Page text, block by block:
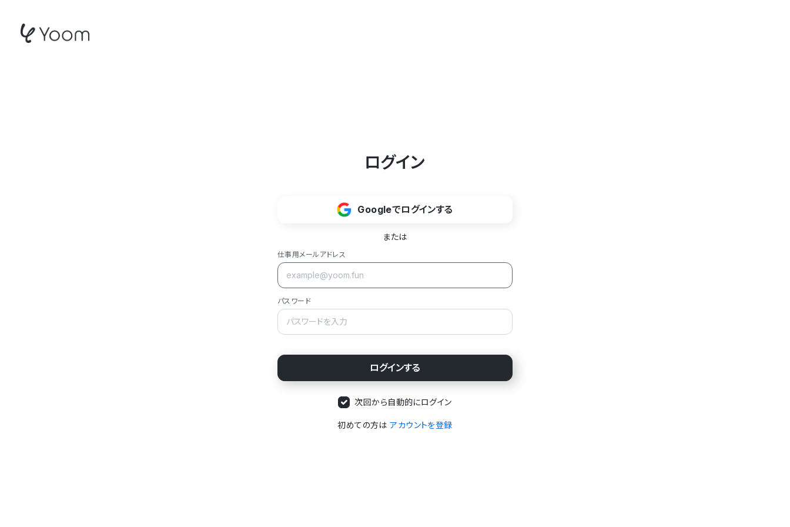
ログイン
Googleでログインする
または
仕事用メールアドレス
パスワード
次回から自動的にログイン
初めての方はアカウントを登録